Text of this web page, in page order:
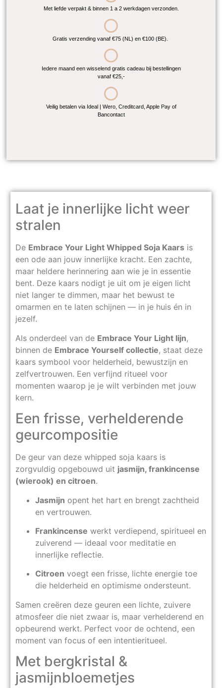
Met liefde verpakt & binnen 1 a 2 werkdagen verzonden.
Gratis verzending vanaf €75 (NL) en €100 (BE).
Iedere maand een wisselend gratis cadeau bij bestellingen
vanaf €25,-
Veilig betalen via Ideal | Wero, Creditcard, Apple Pay of
Bancontact
Laat je innerlijke licht weer
stralen
De Embrace Your Light Whipped Soja Kaars is
een ode aan jouw innerlijke kracht. Een zachte,
maar heldere herinnering aan wie je in essentie
bent. Deze kaars nodigt je uit om je eigen licht
niet langer te dimmen, maar het bewust te
omarmen en te laten schijnen — in je huis én in
jezelf.
Als onderdeel van de Embrace Your Light lijn,
binnen de Embrace Yourself collectie, staat deze
kaars symbool voor helderheid, bewustzijn en
zelfvertrouwen. Een verfijnd ritueel voor
momenten waarop je je wilt verbinden met jouw
kern.
Een frisse, verhelderende
geurcompositie
De geur van deze whipped soja kaars is
zorgvuldig opgebouwd uit jasmijn, frankincense
(wierook) en citroen.
Jasmijn opent het hart en brengt zachtheid
en vertrouwen.
Frankincense werkt verdiepend, spiritueel en
zuiverend — ideaal voor meditatie en
innerlijke reflectie.
Citroen voegt een frisse, lichte energie toe
die helderheid en optimisme ondersteunt.
Samen creëren deze geuren een lichte, zuivere
atmosfeer die niet zwaar is, maar verhelderend en
opbeurend werkt. Perfect voor de ochtend, een
moment van focus of een intentieritueel.
Met bergkristal &
jasmijnbloemetjes